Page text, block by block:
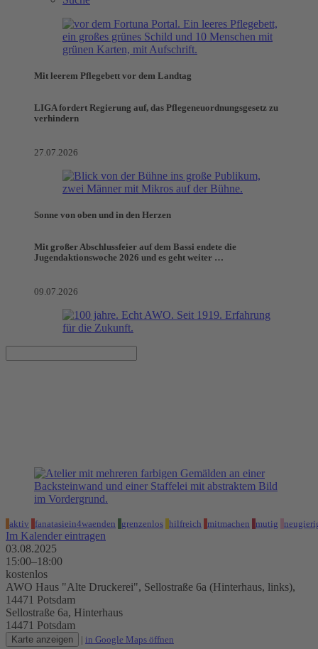
Mit leerem Pflegebett vor dem Landtag
LIGA fordert Regierung auf, das Pflegeneuordnungsgesetz zu
verhindern
27.07.2026
Sonne von oben und in den Herzen
Mit großer Abschlussfeier auf dem Bassi endete die
Jugendaktionswoche 2026 und es geht weiter …
09.07.2026
aktiv fanatasiein4waenden grenzenlos hilfreich mitmachen mutig
Im Kalender eintragen
03.08.2025
15:00–18:00
kostenlos
AWO Haus "Alte Druckerei", Sellostraße 6a (Hinterhaus, links),
14471 Potsdam
Sellostraße 6a, Hinterhaus
14471 Potsdam
Karte anzeigen | in Google Maps öffnen